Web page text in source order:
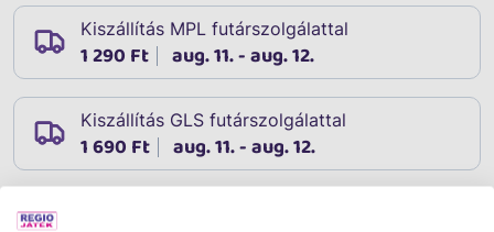
Kiszállítás MPL futárszolgálattal
1 290 Ft aug. 11. - aug. 12.
Kiszállítás GLS futárszolgálattal
1 690 Ft aug. 11. - aug. 12.